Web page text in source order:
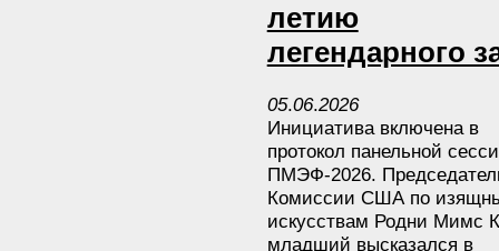
летию
легендарного
05.06.2026
Инициатива включена в
протокол панельной
ПМЭФ-2026.
Комиссии США по
искусствам Родни Мимс
младший высказался в